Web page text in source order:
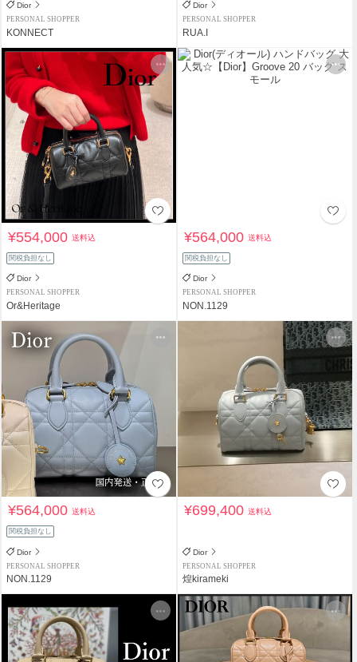
Dior
PERSONAL SHOPPER
KONNECT
Dior
PERSONAL SHOPPER
RUA.I
¥554,000送料込
関税負担なし
Dior
PERSONAL SHOPPER
Or&Heritage
¥564,000送料込
関税負担なし
Dior
PERSONAL SHOPPER
NON.1129
¥564,000送料込
関税負担なし
Dior
PERSONAL SHOPPER
NON.1129
¥699,400送料込
Dior
PERSONAL SHOPPER
煌kirameki